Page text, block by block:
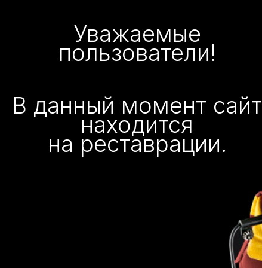
Уважаемые
пользователи!
В данный момент сайт
находится
на реставрации.